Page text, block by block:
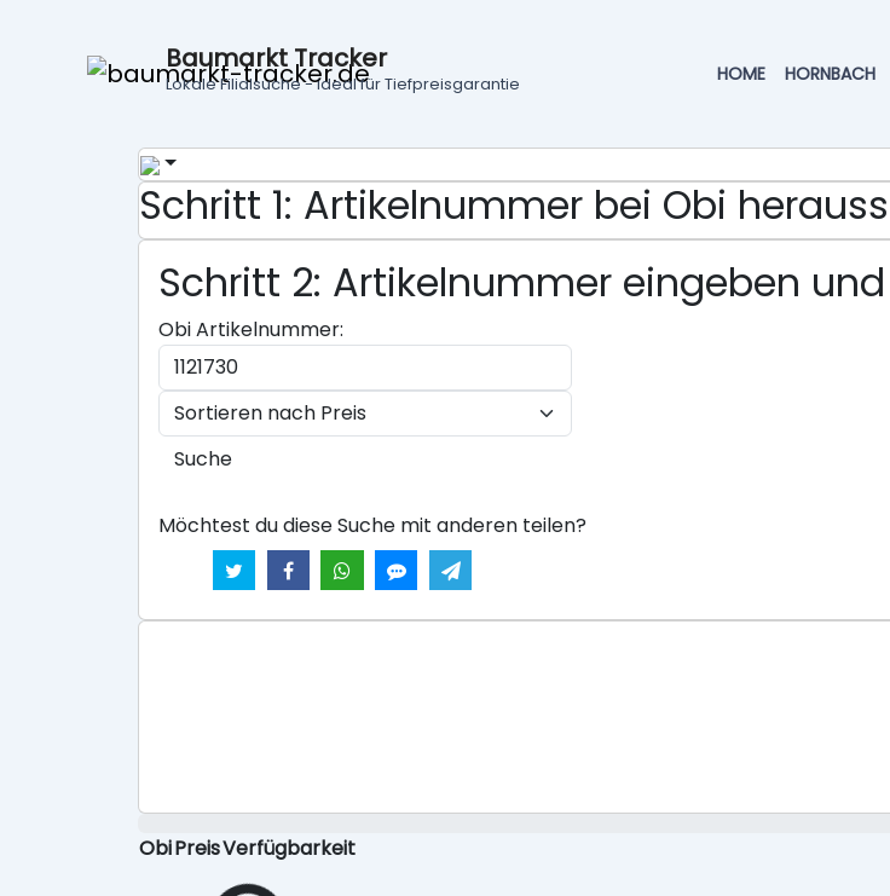
Baumarkt Tracker
Lokale Filialsuche - ideal für Tiefpreisgarantie HOME HORNBACH
Schritt 1: Artikelnummer bei Obi
Schritt 2: Artikelnummer eingeben
Obi Artikelnummer:
Suche
Möchtest du diese Suche mit anderen teilen?
ObiPreisVerfügbarkeit